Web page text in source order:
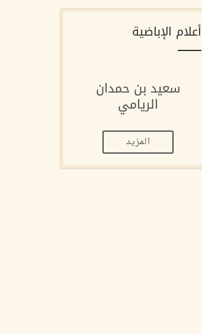
أعلام الإباضية
سعيد بن حمدان
الريامي
المزيد